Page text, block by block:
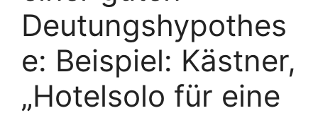
Deutungshypothes
e: Beispiel: Kästner,
„Hotelsolo für eine